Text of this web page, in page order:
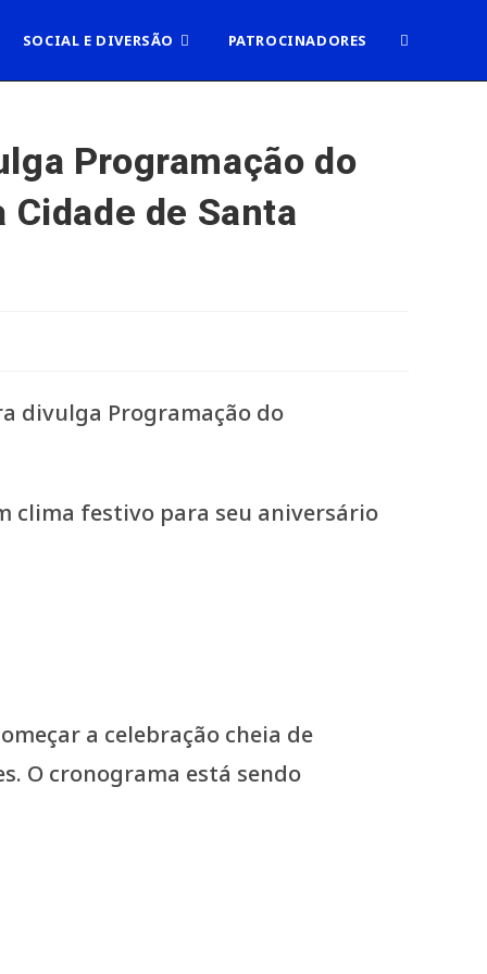
SOCIAL E DIVERSÃO PATROCINADORES ALTERNAR
Programação do
de Santa
clima festivo para seu aniversário
a celebração cheia de
O cronograma está sendo